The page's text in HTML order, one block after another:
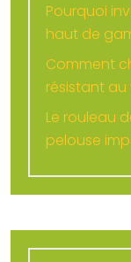
Pourquoi
haut de
Comment
résistant au
Le rouleau
pelouse